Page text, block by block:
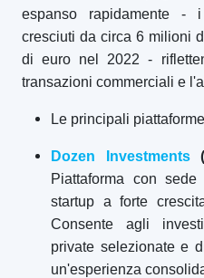
espanso rapidamente -
cresciuti da circa 6 milioni
di euro nel 2022 -
transazioni commerciali e
Le principali
Dozen Investments
Piattaforma con
startup a forte
Consente agli
private selezionate e
un'esperienza